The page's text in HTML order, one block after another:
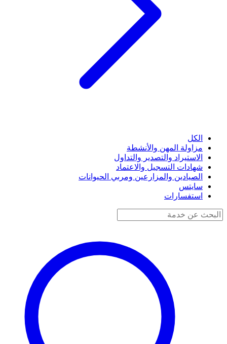
الكل
مزاولة المهن والأنشطة
الاستيراد والتصدير والتداول
شهادات التسجيل والاعتماد
الصيادين والمزارعين ومربي الحيوانات
سايتس
استفسارات